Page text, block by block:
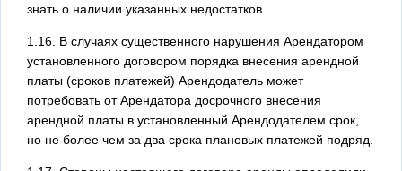
знать о наличии указанных недостатков.
1.16. В случаях существенного нарушения Арендатором
установленного договором порядка внесения арендной
платы (сроков платежей) Арендодатель может
потребовать от Арендатора досрочного внесения
арендной платы в установленный Арендодателем срок,
но не более чем за два срока плановых платежей подряд.